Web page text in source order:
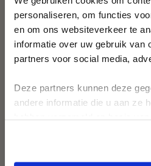
personaliseren, om functies
en om ons websiteverkeer te
informatie over uw gebruik van
partners voor social media,
Deze partners kunnen deze
andere informatie die u aan ze
Verzending en retouren
Ontdek als eerste
tijdloze ontwerpen
Ontvang